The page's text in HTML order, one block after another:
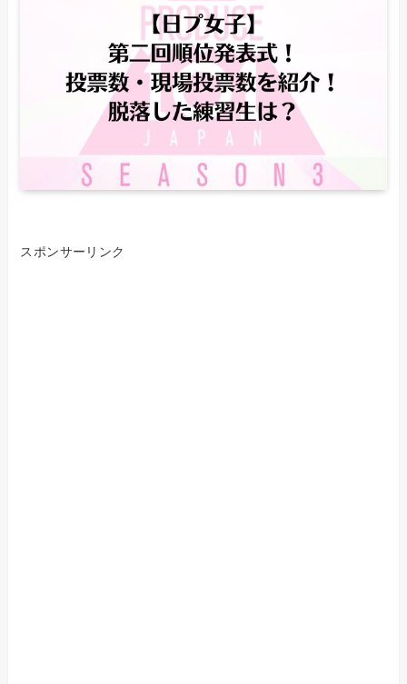
スポンサーリンク